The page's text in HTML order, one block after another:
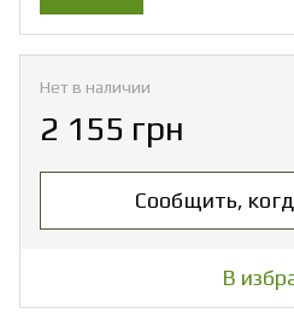
Нет в наличии
2 155 грн
Сообщить,
В